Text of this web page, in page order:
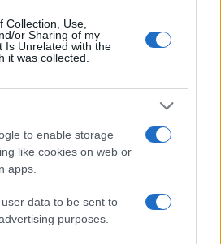
Collection, Use,
or Sharing of my
Is Unrelated with the
it was collected.
to enable storage
like cookies on web or
apps.
data to be sent to
purposes.
Χρήσηςτης Google.
Πολιτική
στοGoogle News
όλη την ειδησεογραφία και τα